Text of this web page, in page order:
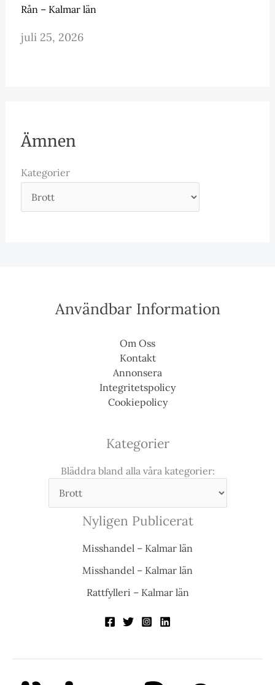
Rån – Kalmar län
juli 25, 2026
Ämnen
Kategorier
Användbar Information
Om Oss
Kontakt
Annonsera
Integritetspolicy
Cookiepolicy
Kategorier
Bläddra bland alla våra kategorier:
Nyligen Publicerat
Misshandel – Kalmar län
Misshandel – Kalmar län
Rattfylleri – Kalmar län